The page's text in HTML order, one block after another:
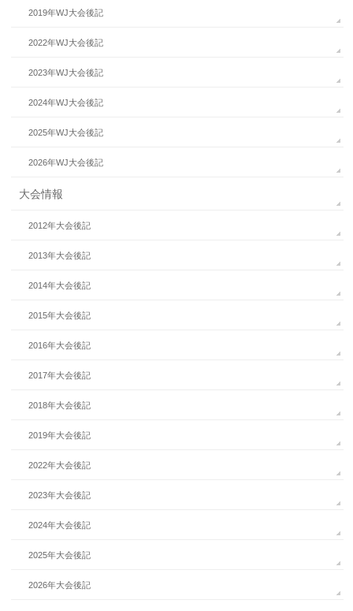
2019年WJ大会後記
2022年WJ大会後記
2023年WJ大会後記
2024年WJ大会後記
2025年WJ大会後記
2026年WJ大会後記
大会情報
2012年大会後記
2013年大会後記
2014年大会後記
2015年大会後記
2016年大会後記
2017年大会後記
2018年大会後記
2019年大会後記
2022年大会後記
2023年大会後記
2024年大会後記
2025年大会後記
2026年大会後記